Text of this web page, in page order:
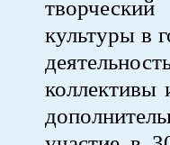
культуры в
коллективы